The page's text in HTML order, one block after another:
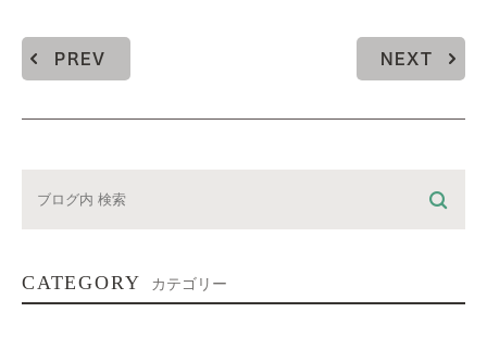
PREV NEXT
CATEGORY カテゴリー